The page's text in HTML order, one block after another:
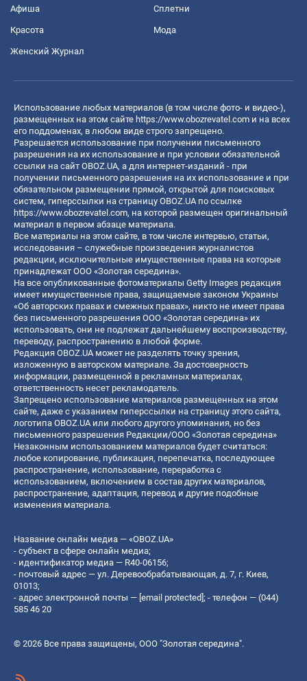
Афиша Сплетни
Красота Мода
Женский Журнал
Использование любых материалов (в том числе фото- и видео-),
размещенных на этом сайте https://www.obozrevatel.com и на всех
его поддоменах, в любом виде строго запрещено.
Разрешается использование при получении письменного
разрешения на их использование и при условии обязательной
ссылки на сайт OBOZ.UA, а для интернет-изданий - при
получении письменного разрешения на их использование и при
обязательном размещении прямой, открытой для поисковых
систем, гиперссылки на страницу OBOZ.UA по ссылке
https://www.obozrevatel.com, на которой размещен оригинальный
материал в первом абзаце материала.
Все материалы на этом сайте, в том числе интервью, статьи,
исследования – служебные произведения журналистов
редакции, исключительные имущественные права на которые
принадлежат ООО «Золотая середина».
На все опубликованные фотоматериалы Getty Images редакция
имеет имущественные права, защищаемые законом Украины
«Об авторских правах и смежных правах», никто не имеет права
без письменного разрешения ООО «Золотая середина» их
использовать, они не подлежат дальнейшему воспроизводству,
переводу, распространению в любой форме.
Редакция OBOZ.UA может не разделять точку зрения,
изложенную в авторском материале. За достоверность
информации, размещенной в рекламных материалах,
ответственность несет рекламодатель.
Запрещено использование материалов размещенных на этом
сайте, даже с указанием гиперссылки на страницу этого сайта,
логотипа OBOZ.UA или любого другого упоминания, но без
письменного разрешения Редакции/ООО «Золотая середина»
Незаконным использованием материалов будет считаться:
любое копирование, публикация, перепечатка, последующее
распространение, использование, переработка с
использованием, включением в состав других материалов,
распространение, адаптация, перевод и другие подобные
изменения материала.
Название онлайн медиа — «OBOZ.UA»
- субъект в сфере онлайн медиа;
- идентификатор медиа — R40-06156;
- почтовый адрес — ул. Деревообрабатывающая, д. 7, г. Киев,
01013;
- адрес электронной почты — [email protected] ; - телефон — (044)
585 46 20
© 2026 Все права защищены, ООО "Золотая середина".